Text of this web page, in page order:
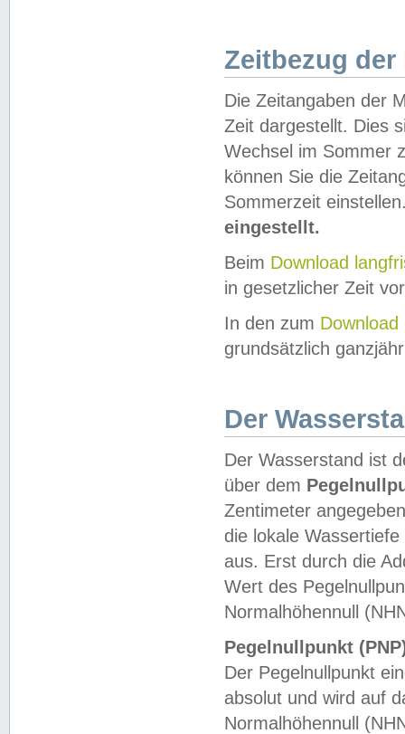
Zeitbezug der
Die Zeitangaben der
Zeit dargestellt. Dies
Wechsel im Sommer
können Sie die
Sommerzeit
eingestellt.
Beim Download
in gesetzlicher Zeit
In den zum Download
grundsätzlich
Der
Der Wasserstand ist
über dem
Zentimeter
die lokale
aus. Erst durch die
Wert des
Normalhöhennull
Pegelnullpunkt
Der Pegelnullpunkt
absolut und wird auf
Normalhöhennull